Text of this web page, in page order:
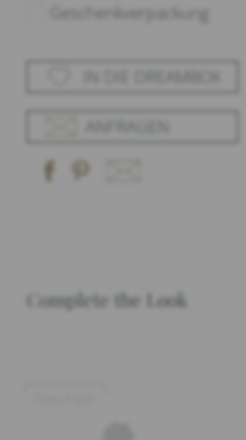
Geschenkverpackung
Complete the Look